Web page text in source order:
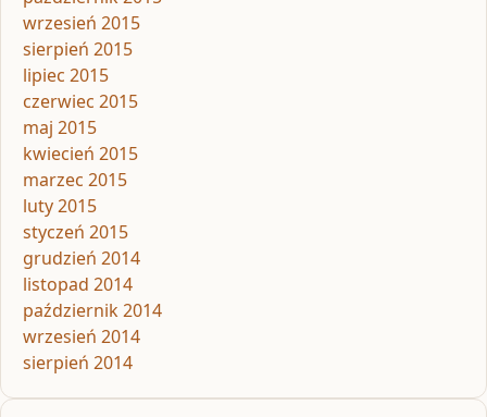
wrzesień 2015
sierpień 2015
lipiec 2015
czerwiec 2015
maj 2015
kwiecień 2015
marzec 2015
luty 2015
styczeń 2015
grudzień 2014
listopad 2014
październik 2014
wrzesień 2014
sierpień 2014